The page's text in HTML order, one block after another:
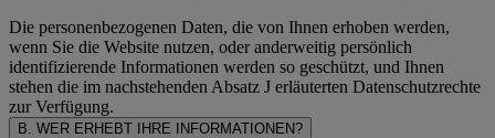
Die personenbezogenen Daten, die von Ihnen erhoben werden,
wenn Sie die Website nutzen, oder anderweitig persönlich
identifizierende Informationen werden so geschützt, und Ihnen
stehen die im nachstehenden Absatz J erläuterten Datenschutzrechte
zur Verfügung.
B. WER ERHEBT IHRE INFORMATIONEN?